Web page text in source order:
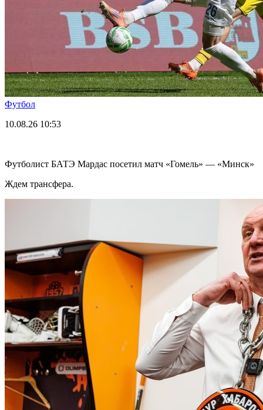
Футбол
10.08.26 10:53
Футболист БАТЭ Мардас посетил матч «Гомель» — «Минск»
Ждем трансфера.